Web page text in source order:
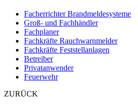
Facherrichter Brandmeldesysteme
Groß- und Fachhändler
Fachplaner
Fachkräfte Rauchwarnmelder
Fachkräfte Feststellanlagen
Betreiber
Privatanwender
Feuerwehr
ZURÜCK